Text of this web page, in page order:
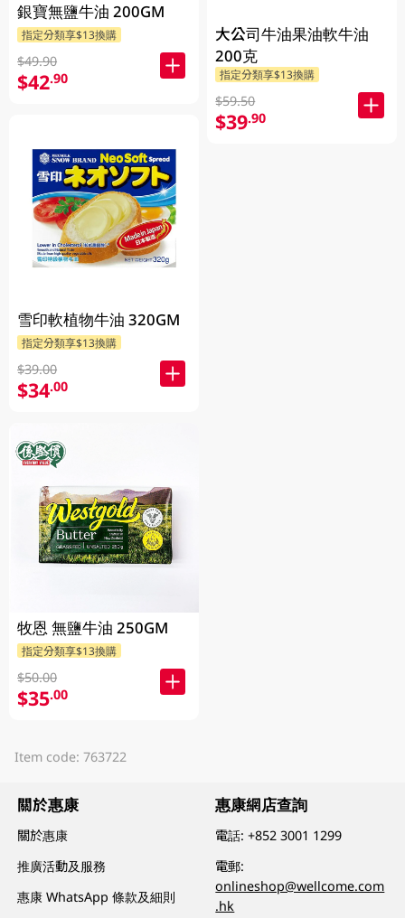
銀寶無鹽牛油 200GM
指定分類享$13換購
$49.90
$42.90
雪印軟植物牛油 320GM
指定分類享$13換購
$39.00
$34.00
牧恩 無鹽牛油 250GM
指定分類享$13換購
$50.00
$35.00
大公司牛油果油軟牛油
200克
指定分類享$13換購
$59.50
$39.90
Item code: 763722
關於惠康
關於惠康
推廣活動及服務
惠康 WhatsApp 條款及細則
惠康網店查詢
電話:+852 3001 1299
電郵:
onlineshop@wellcome.com
.hk